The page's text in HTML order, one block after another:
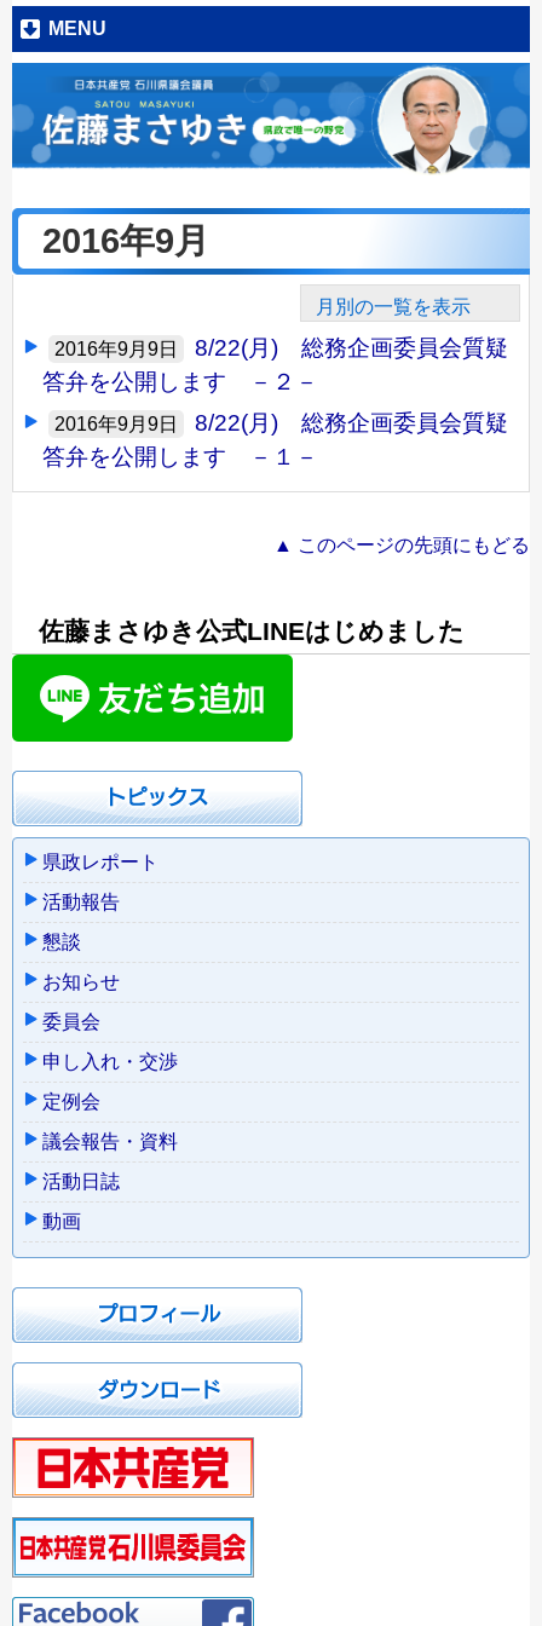
MENU
2016年9月
月別の一覧を表示
2016年9月9日
8/22(月) 総務企画委員会質疑
答弁を公開します －２－
2016年9月9日
8/22(月) 総務企画委員会質疑
答弁を公開します －１－
▲ このページの先頭にもどる
佐藤まさゆき公式LINEはじめました
県政レポート
活動報告
懇談
お知らせ
委員会
申し入れ・交渉
定例会
議会報告・資料
活動日誌
動画